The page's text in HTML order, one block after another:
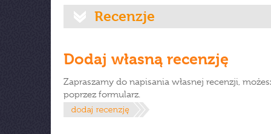
Recenzje
Dodaj własną recenzję
Zapraszamy do napisania własnej recenzji,
poprzez formularz.